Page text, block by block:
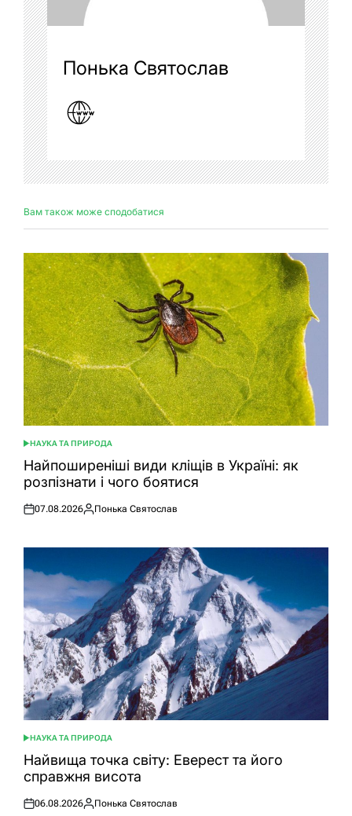
Понька Святослав
Вам також може сподобатися
ОПУБЛІКУВАТИ
У
НАУКА ТА ПРИРОДА
Найпоширеніші види кліщів в Україні: як
розпізнати і чого боятися
Оприлюднено
07.08.2026
Опубліковано
Понька Святослав
ОПУБЛІКУВАТИ
У
НАУКА ТА ПРИРОДА
Найвища точка світу: Еверест та його
справжня висота
Оприлюднено
06.08.2026
Опубліковано
Понька Святослав